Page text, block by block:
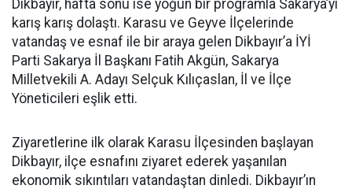
Dikbayır, hafta sonu ise yoğun bir programla Sakarya’yı
karış karış dolaştı. Karasu ve Geyve İlçelerinde
vatandaş ve esnaf ile bir araya gelen Dikbayır’a İYİ
Parti Sakarya İl Başkanı Fatih Akgün, Sakarya
Milletvekili A. Adayı Selçuk Kılıçaslan, İl ve İlçe
Yöneticileri eşlik etti.
Ziyaretlerine ilk olarak Karasu İlçesinden başlayan
Dikbayır, ilçe esnafını ziyaret ederek yaşanılan
ekonomik sıkıntıları vatandaştan dinledi. Dikbayır’ın